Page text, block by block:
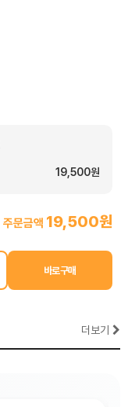
19,500원
주문금액 19,500원
더보기